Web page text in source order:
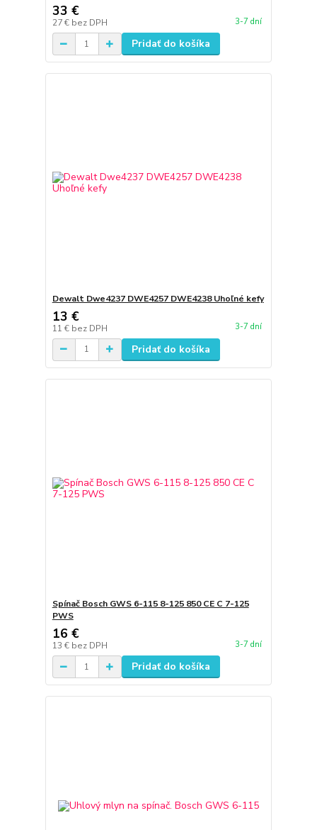
33 €
27 € bez DPH 3-7 dní
Pridať do košíka
Dewalt Dwe4237 DWE4257 DWE4238 Uhoľné kefy
13 €
11 € bez DPH 3-7 dní
Pridať do košíka
Spínač Bosch GWS 6-115 8-125 850 CE C 7-125
PWS
16 €
13 € bez DPH 3-7 dní
Pridať do košíka